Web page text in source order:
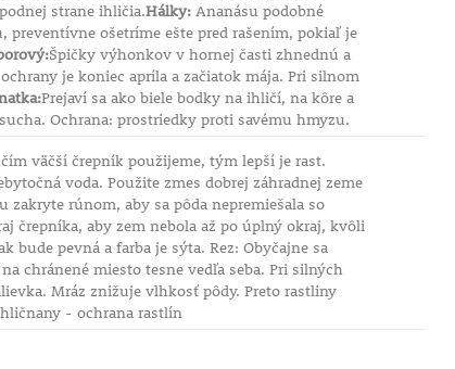
strane ihličia.Hálky:Ananásu podobné
ošetríme ešte pred rašením, pokiaľ je
Špičky výhonkov v hornej časti zhnednú a
je koniec apríla a začiatok mája. Pri silnom
Prejaví sa ako biele bodky na ihličí, na kôre a
Ochrana: prostriedky proti savému hmyzu.
väčší črepník použijeme, tým lepší je rast.
voda. Použite zmes dobrej záhradnej zeme
zakryte rúnom, aby sa pôda nepremiešala so
črepníka, aby zem nebola až po úplný okraj, kvôli
pevná a farba je sýta. Rez: Obyčajne sa
chránené miesto tesne vedľa seba. Pri silných
Mráz znižuje vlhkosť pôdy. Preto rastliny
- ochrana rastlín